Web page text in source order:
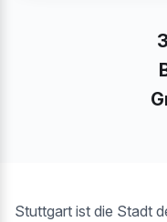
Stuttgart ist die Stadt